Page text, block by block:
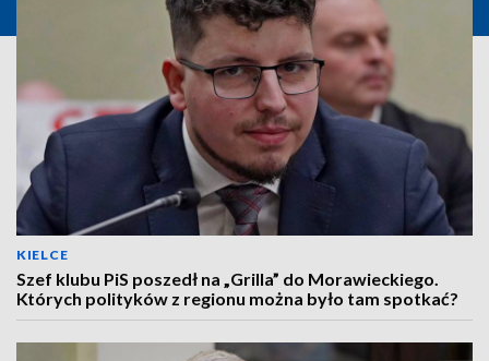
KIELCE
Szef klubu PiS poszedł na „Grilla” do Morawieckiego.
Których polityków z regionu można było tam spotkać?